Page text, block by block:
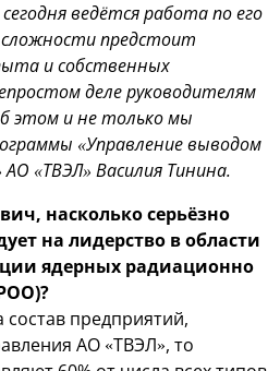
ведётся работа по его
предстоит
и собственных
деле руководителям
этом и не только мы
«Управление выводом
«ТВЭЛ» Василия Тинина.
насколько серьёзно
на лидерство в области
ядерных радиационно
предприятий,
АО «ТВЭЛ», то